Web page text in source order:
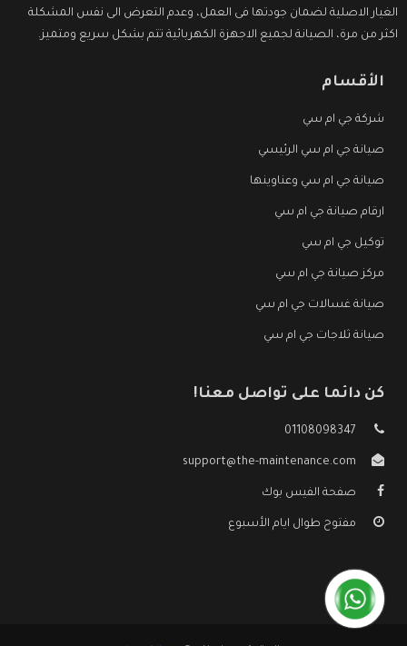
الغيار الاصلية لضمان جودتها فى العمل، وعدم التعرض الى نفس المشكلة
اكثر من مرة، الصيانة لجميع الاجهزة الكهربائية تتم بشكل سريع ومتميز.
الأقسام
شركة جي ام سي
صيانة جي ام سي الرئيسي
صيانة جي ام سي وعناوينها
ارقام صيانة جي ام سي
توكيل جي ام سي
مركز صيانة جي ام سي
صيانة غسالات جي ام سي
صيانة ثلاجات جي ام سي
كن دائما على تواصل معنا!
01108098347
support@the-maintenance.com
صفحة الفيس بوك
مفتوح طوال ايام الأسبوع